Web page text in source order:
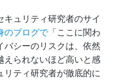
ュリティ研究者のサイ
のブログで「ここに関わ
バシーのリスクは、依然
えられないほど高いと感
リティ研究者が徹底的に